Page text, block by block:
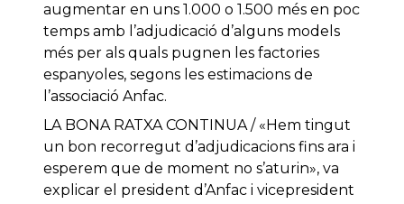
augmentar en uns 1.000 o 1.500 més en poc
temps amb l’adjudicació d’alguns models
més per als quals pugnen les factories
espanyoles, segons les estimacions de
l’associació Anfac.
LA BONA RATXA CONTINUA / «Hem tingut
un bon recorregut d’adjudicacions fins ara i
esperem que de moment no s’aturin», va
explicar el president d’Anfac i vicepresident